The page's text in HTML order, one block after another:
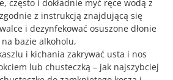
często i dokładnie myć ręce wodą z
z instrukcją znajdującą się
i dezynfekować osuszone dłonie
bazie alkoholu,
i kichania zakrywać usta i nos
lub chusteczką – jak najszybciej